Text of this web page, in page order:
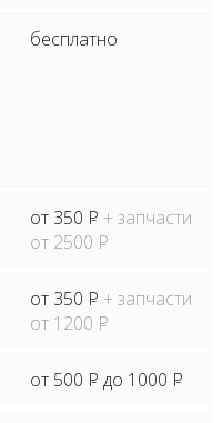
бесплатно
от 350 P + запчасти
от 2500 P
от 350 P + запчасти
от 1200 P
от 500 P до 1000 P